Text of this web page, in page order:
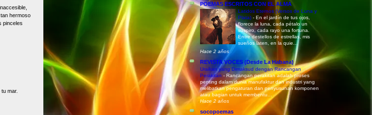
hermoso
pinceles
mar.
POEMAS ESCRITOS CON EL ALMA
Latidos Eternos (Versos de Luna y
Plata) - En el jardín de tus ojos,
florece la luna, cada pétalo un
suspiro, cada rayo una fortuna.
Entre destellos de estrellas, mis
sueños laten, en la quie...
Hace 2 años
REVISTA VOCES (Desde La Habana)
Uraikan yang Dimaksud dengan Rancangan
Perakitan - Rancangan perakitan adalah proses
penting dalam dunia manufaktur dan industri yang
melibatkan pengaturan dan penyusunan komponen
atau bagian untuk membentu...
Hace 2 años
socopoemas